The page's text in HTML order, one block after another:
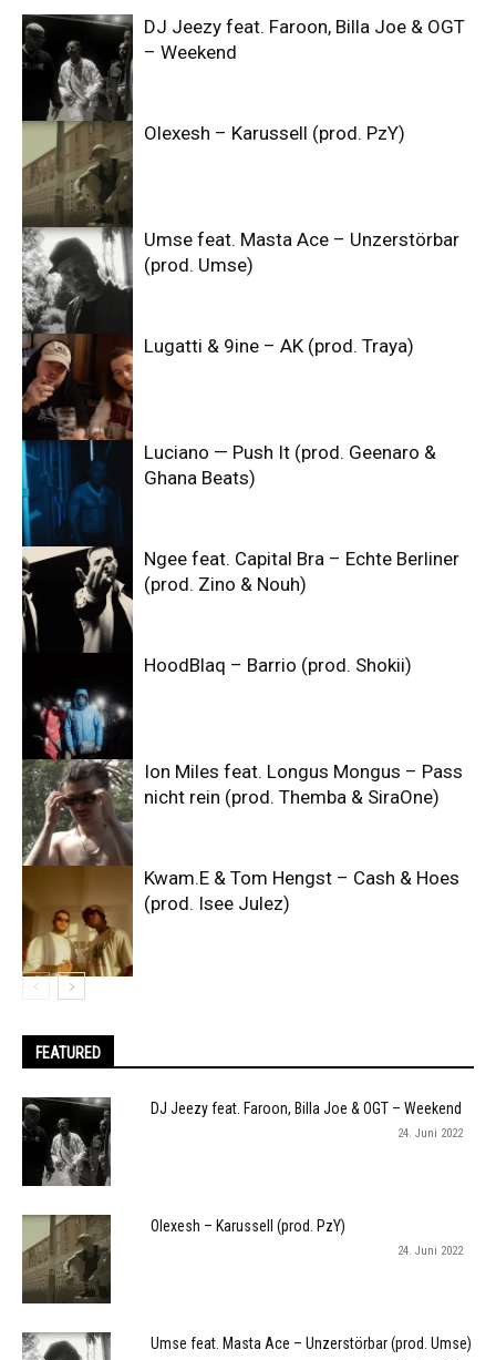
DJ Jeezy feat. Faroon, Billa Joe & OGT
– Weekend
Olexesh – Karussell (prod. PzY)
Umse feat. Masta Ace – Unzerstörbar
(prod. Umse)
Lugatti & 9ine – AK (prod. Traya)
Luciano — Push It (prod. Geenaro &
Ghana Beats)
Ngee feat. Capital Bra – Echte Berliner
(prod. Zino & Nouh)
HoodBlaq – Barrio (prod. Shokii)
Ion Miles feat. Longus Mongus – Pass
nicht rein (prod. Themba & SiraOne)
Kwam.E & Tom Hengst – Cash & Hoes
(prod. Isee Julez)
FEATURED
DJ Jeezy feat. Faroon, Billa Joe & OGT – Weekend
24. Juni 2022
Olexesh – Karussell (prod. PzY)
24. Juni 2022
Umse feat. Masta Ace – Unzerstörbar (prod. Umse)